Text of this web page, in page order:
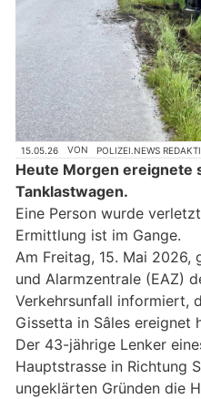
15.05.26 VON POLIZEI.NEWS
Heute Morgen ereignete
Tanklastwagen.
Eine Person wurde
Ermittlung ist im Gange.
Am Freitag, 15. Mai 2026,
und Alarmzentrale (EAZ)
Verkehrsunfall informiert,
Gissetta in Sâles ereignet
Der 43-jährige Lenker
Hauptstrasse in Richtung
ungeklärten Gründen die